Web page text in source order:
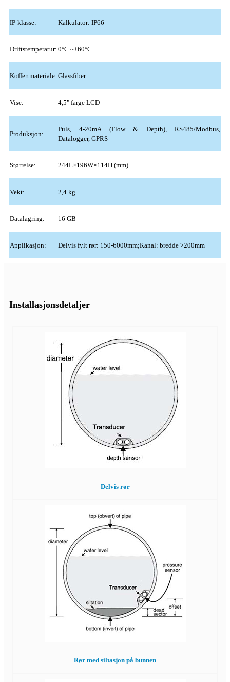
IP-klasse: Kalkulator: IP66
Driftstemperatur: 0°C ~+60°C
Koffertmateriale: Glassfiber
Vise: 4,5" farge LCD
Produksjon:
Puls, 4-20mA (Flow & Depth), RS485/Modbus,
Datalogger, GPRS
Størrelse: 244L×196W×114H (mm)
Vekt: 2,4 kg
Datalagring: 16 GB
Applikasjon: Delvis fylt rør: 150-6000mm;Kanal: bredde >200mm
Installasjonsdetaljer
Delvis rør
Rør med siltasjon på bunnen